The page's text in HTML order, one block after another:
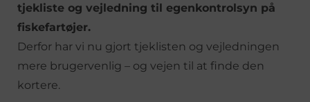
tjekliste og vejledning til egenkontrolsyn på
fiskefartøjer.
Derfor har vi nu gjort tjeklisten og vejledningen
mere brugervenlig – og vejen til at finde den
kortere.